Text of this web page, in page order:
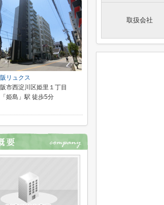
取扱会社
リュクス
市西淀川区姫里１丁目
姫島」駅 徒歩5分